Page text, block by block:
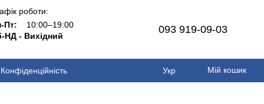
роботи:
Пт: 10:00–19:00
НД - Вихідний
093 919-09-03
Конфіденційність Укр Мій кошик